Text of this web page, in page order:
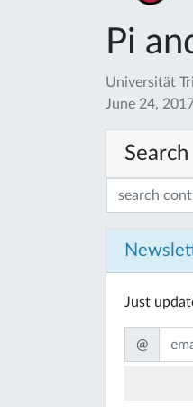
Pi
Universität
June 24,
Search
Just
@